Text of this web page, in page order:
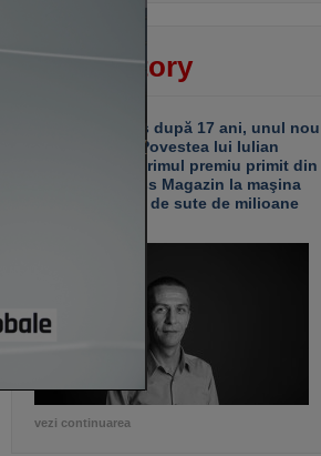
Cover story
Un pariu închis după 17 ani, unul nou
abia deschis. Povestea lui Iulian
Stanciu de la primul premiu primit din
partea Business Magazin la maşina
lui de investiţii de sute de milioane
vezi continuarea